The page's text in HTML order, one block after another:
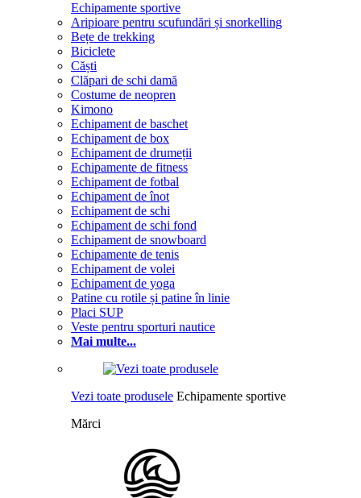
Echipamente sportive
Aripioare pentru scufundări și snorkelling
Bețe de trekking
Biciclete
Căști
Clăpari de schi damă
Costume de neopren
Kimono
Echipament de baschet
Echipament de box
Echipament de drumeții
Echipamente de fitness
Echipament de fotbal
Echipament de înot
Echipament de schi
Echipament de schi fond
Echipament de snowboard
Echipamente de tenis
Echipament de volei
Echipament de yoga
Patine cu rotile și patine în linie
Placi SUP
Veste pentru sporturi nautice
Mai multe...
Vezi toate produsele Echipamente sportive
Mărci